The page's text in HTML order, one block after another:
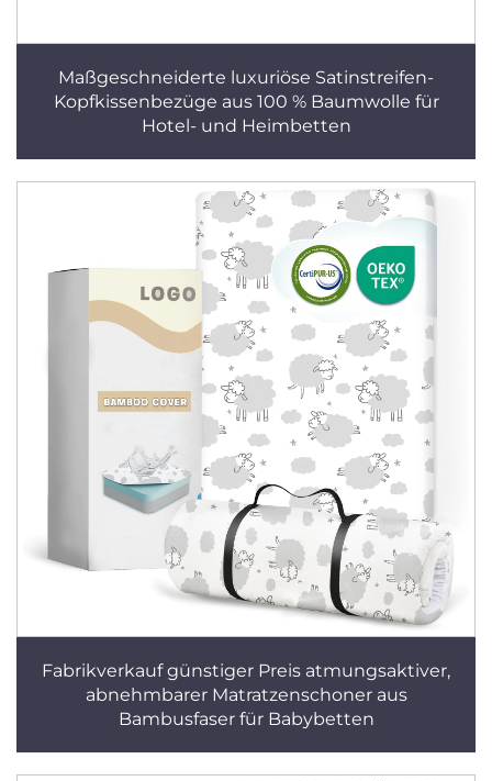
Maßgeschneiderte luxuriöse Satinstreifen-
Kopfkissenbezüge aus 100 % Baumwolle für
Hotel- und Heimbetten
Fabrikverkauf günstiger Preis atmungsaktiver,
abnehmbarer Matratzenschoner aus
Bambusfaser für Babybetten